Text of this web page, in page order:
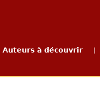
Auteurs à découvrir